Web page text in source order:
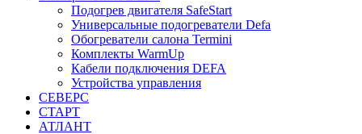
Подогрев двигателя SafeStart
Универсальные подогреватели Defa
Обогреватели салона Termini
Комплекты WarmUp
Кабели подключения DEFA
Устройства управления
СЕВЕРС
СТАРТ
АТЛАНТ